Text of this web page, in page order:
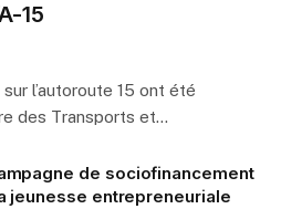
15
l’autoroute 15 ont été
des Transports et…
de sociofinancement
jeunesse entrepreneuriale